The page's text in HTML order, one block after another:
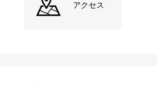
アクセス